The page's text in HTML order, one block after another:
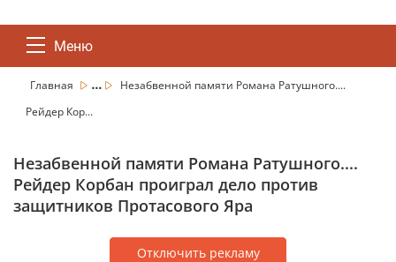
Меню
Главная ...
Незабвенной памяти Романа Ратушного....
Рейдер Кор...
Незабвенной памяти Романа Ратушного....
Рейдер Корбан проиграл дело против
защитников Протасового Яра
Отключить рекламу